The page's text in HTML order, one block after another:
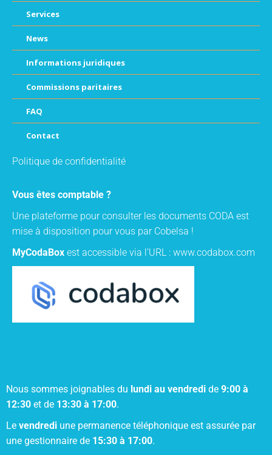
Services
News
Informations juridiques
Commissions paritaires
FAQ
Contact
Politique de confidentialité
Vous êtes comptable ?
Une plateforme pour consulter les documents CODA est
mise à disposition pour vous par Cobelsa !
MyCodaBox est accessible via l’URL : www.codabox.com
Nous sommes joignables du lundi au vendredi de 9:00 à
12:30 et de 13:30 à 17:00.
Le vendredi une permanence téléphonique est assurée par
une gestionnaire de 15:30 à 17:00.